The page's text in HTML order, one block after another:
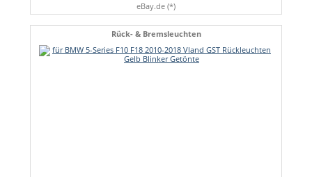
eBay.de (*)
Rück- & Bremsleuchten